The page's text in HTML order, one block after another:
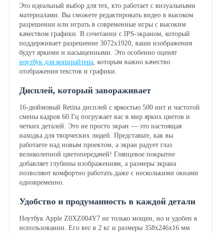
Это идеальный выбор для тех, кто работает с визуальными
материалами. Вы сможете редактировать видео в высоком
разрешении или играть в современные игры с высоким
качеством графики. В сочетании с IPS-экраном, который
поддерживает разрешение 3072x1920, ваши изображения
будут яркими и насыщенными. Это особенно оценят
ноутбук для копирайтера, которым важно качество
отображения текстов и графики.
Дисплей, который завораживает
16-дюймовый Retina дисплей с яркостью 500 нит и частотой
смены кадров 60 Гц погружает вас в мир ярких цветов и
четких деталей. Это не просто экран — это настоящая
находка для творческих людей. Представьте, как вы
работаете над новым проектом, а экран радует глаз
великолепной цветопередачей! Глянцевое покрытие
добавляет глубины изображениям, а размеры экрана
позволяют комфортно работать даже с несколькими окнами
одновременно.
Удобство и продуманность в каждой детали
Ноутбук Apple Z0XZ004Y7 не только мощен, но и удобен в
использовании. Его вес в 2 кг и размеры 358x246x16 мм